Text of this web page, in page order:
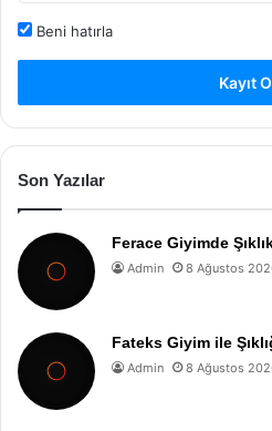
Beni hatırla
Kayıt
Son Yazılar
Ferace Giyimde
Admin 8 Ağustos
Fateks Giyim ile
Admin 8 Ağustos